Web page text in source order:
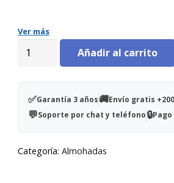
poliéster.
Medida 40 x 40 cm
Ver más
Almohada
Añadir al carrito
✅Garantía 3 años🚚Envío gratis
💬Soporte por chat y teléfono🔒Pago
Categoría: Almohadas